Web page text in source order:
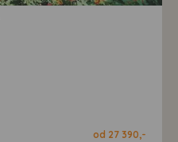
od 27 390,-